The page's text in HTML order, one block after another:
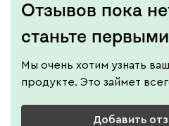
Отзывов пока
станьте
Мы очень хотим узнать
продукте. Это займет
Добавить